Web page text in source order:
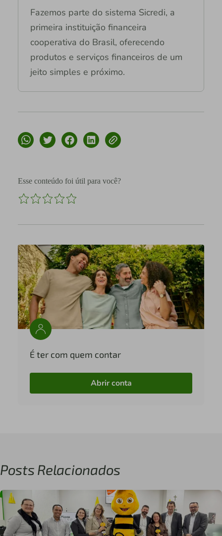
Fazemos parte do sistema Sicredi, a
primeira instituição financeira
cooperativa do Brasil, oferecendo
produtos e serviços financeiros de um
jeito simples e próximo.
Esse conteúdo foi útil para você?
É ter com quem contar
Abrir conta
Posts Relacionados